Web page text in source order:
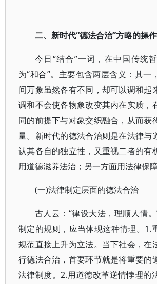
二、新时代“德法合治”方略的操
今日“结合”一词，在中国传统
为“和合”。主要包含两层含义：其一
间万象虽然各有不同，却可以调和起
调和不会使各物象改变其内在实质，
同的前提下与对象交织融合，从而获
量。新时代的德法合治则是在法律与
认其各自的独立性，又重视二者的有
用道德滋养法治；另一方面用法律保障
(一)法律制定层面的德法合治
古人云：“律设大法，理顺人情
制定的规则，应当体现这种情理。1.
规范直接上升为立法。当下社会，在
行德法合治，首要环节就是将重要的
法律制度。2.用道德改革逆情悖理的